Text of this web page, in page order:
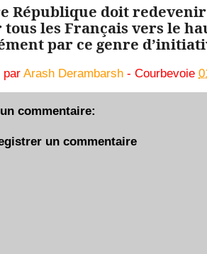
République doit
les Français vers le
par ce genre
par Arash Derambarsh - Courbevoie
commentaire:
un commentaire